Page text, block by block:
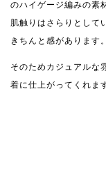
のハイゲージ編みの素
肌触りはさらりとして
きちんと感があります。
そのためカジュアルな
着に仕上がってくれま